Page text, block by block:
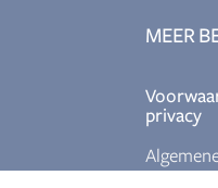
MEER
privacy